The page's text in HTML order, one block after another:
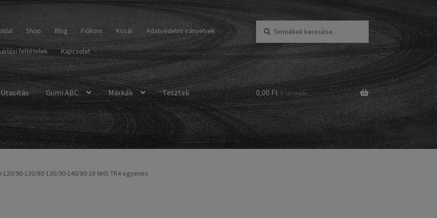
Shop Blog Fiókom Kosár Adatvédelmi irányelvek
feltételek Kapcsolat
következőre:
Utasítás Gumi ABC Márkák Tesztek 0,00 Ft 0 termék
120/90-130/80-130/90-140/80-18 NHS TR4 egyenes